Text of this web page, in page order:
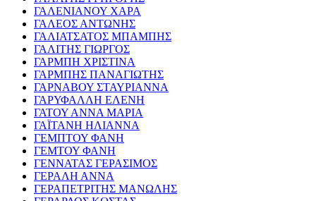
ΓΑΛΕΝΙΑΝΟΥ ΧΑΡΑ
ΓΑΛΕΟΣ ΑΝΤΩΝΗΣ
ΓΑΛΙΑΤΣΑΤΟΣ ΜΠΑΜΠΗΣ
ΓΑΛΙΤΗΣ ΓΙΩΡΓΟΣ
ΓΑΡΜΠΗ ΧΡΙΣΤΙΝΑ
ΓΑΡΜΠΗΣ ΠΑΝΑΓΙΩΤΗΣ
ΓΑΡΝΑΒΟΥ ΣΤΑΥΡΙΑΝΝΑ
ΓΑΡΥΦΑΛΛΗ ΕΛΕΝΗ
ΓΑΤΟΥ ΑΝΝΑ ΜΑΡΙΑ
ΓΑΪΤΑΝΗ ΗΛΙΑΝΝΑ
ΓΕΜΠΤΟΥ ΦΑΝΗ
ΓΕΜΤΟΥ ΦΑΝΗ
ΓΕΝΝΑΤΑΣ ΓΕΡΑΣΙΜΟΣ
ΓΕΡΑΛΗ ΑΝΝΑ
ΓΕΡΑΠΕΤΡΙΤΗΣ ΜΑΝΩΛΗΣ